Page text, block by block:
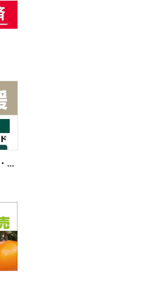
ビジネスを応援〈ビジネスカード・コーポレートカード〉